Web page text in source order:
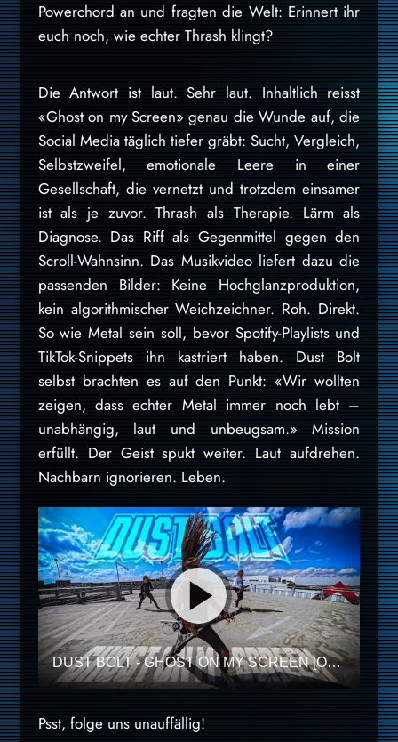
Powerchord an und fragten die Welt: Erinnert ihr
euch noch, wie echter Thrash klingt?
Die Antwort ist laut. Sehr laut. Inhaltlich reisst
«Ghost on my Screen» genau die Wunde auf, die
Social Media täglich tiefer gräbt: Sucht, Vergleich,
Selbstzweifel, emotionale Leere in einer
Gesellschaft, die vernetzt und trotzdem einsamer
ist als je zuvor. Thrash als Therapie. Lärm als
Diagnose. Das Riff als Gegenmittel gegen den
Scroll-Wahnsinn. Das Musikvideo liefert dazu die
passenden Bilder: Keine Hochglanzproduktion,
kein algorithmischer Weichzeichner. Roh. Direkt.
So wie Metal sein soll, bevor Spotify-Playlists und
TikTok-Snippets ihn kastriert haben. Dust Bolt
selbst brachten es auf den Punkt: «Wir wollten
zeigen, dass echter Metal immer noch lebt –
unabhängig, laut und unbeugsam.» Mission
erfüllt. Der Geist spukt weiter. Laut aufdrehen.
Nachbarn ignorieren. Leben.
DUST BOLT - GHOST ON MY SCREEN [OFFICIAL VIDEO]
Psst, folge uns unauffällig!